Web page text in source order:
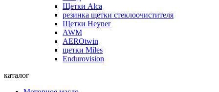
Щетки Alca
резинка щетки стеклоочистителя
Щетки Heyner
AWM
AEROtwin
щетки Miles
Endurovision
каталог